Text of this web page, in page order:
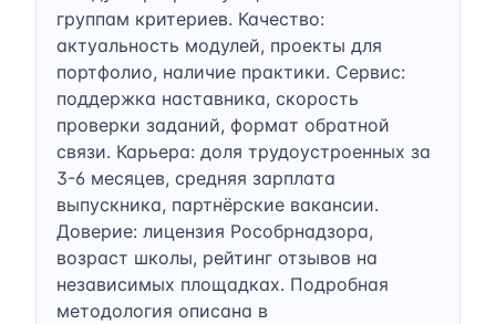
группам критериев. Качество:
актуальность модулей, проекты для
портфолио, наличие практики. Сервис:
поддержка наставника, скорость
проверки заданий, формат обратной
связи. Карьера: доля трудоустроенных за
3-6 месяцев, средняя зарплата
выпускника, партнёрские вакансии.
Доверие: лицензия Рособрнадзора,
возраст школы, рейтинг отзывов на
независимых площадках. Подробная
методология описана в